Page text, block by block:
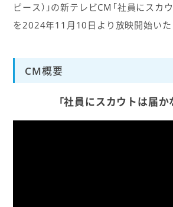
ピース）」の新テレビCM「社員にスカ
を2024年11月10日より放映開始いた
CM概要
「社員にスカウトは届か